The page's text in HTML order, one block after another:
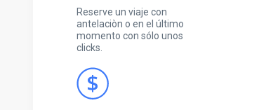
Reserve un viaje con
antelaciòn o en el último
momento con sólo unos
clicks.